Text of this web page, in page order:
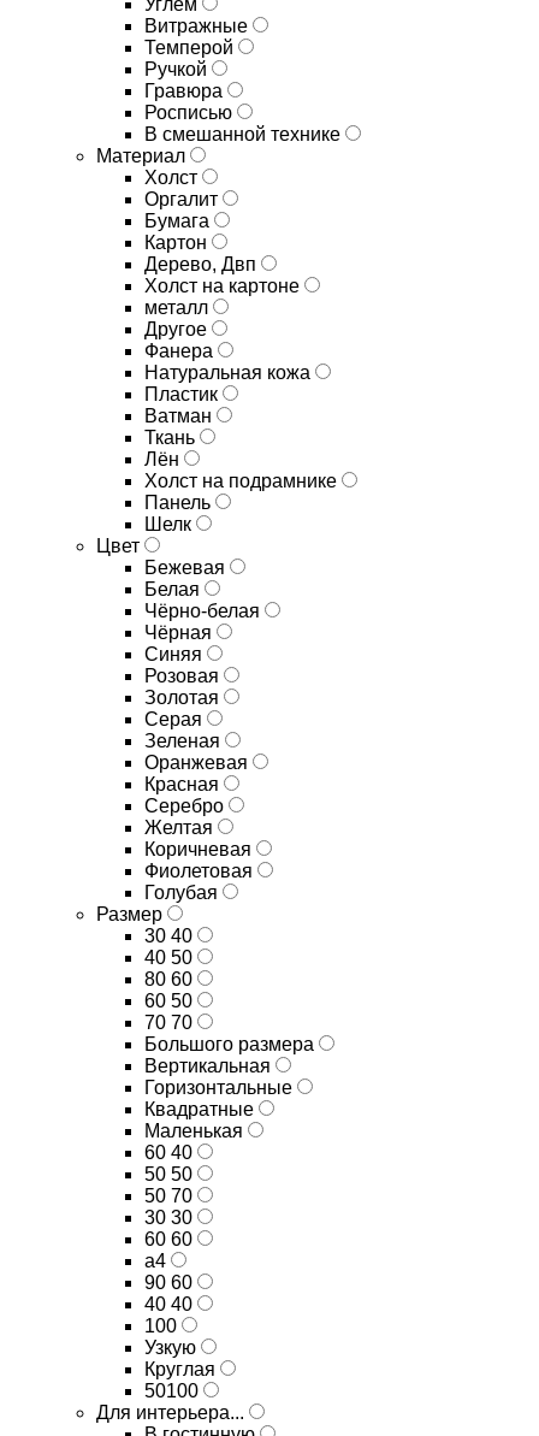
Углём
Витражные
Темперой
Ручкой
Гравюра
Росписью
В смешанной технике
Материал
Холст
Оргалит
Бумага
Картон
Дерево, Двп
Холст на картоне
металл
Другое
Фанера
Натуральная кожа
Пластик
Ватман
Ткань
Лён
Холст на подрамнике
Панель
Шелк
Цвет
Бежевая
Белая
Чёрно-белая
Чёрная
Синяя
Розовая
Золотая
Серая
Зеленая
Оранжевая
Красная
Серебро
Желтая
Коричневая
Фиолетовая
Голубая
Размер
30 40
40 50
80 60
60 50
70 70
Большого размера
Вертикальная
Горизонтальные
Квадратные
Маленькая
60 40
50 50
50 70
30 30
60 60
а4
90 60
40 40
100
Узкую
Круглая
50100
Для интерьера...